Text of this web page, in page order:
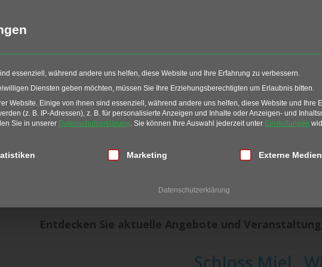
Events Restaurant
& Veranstaltungen
auf Schloss Miel
Entdecken Sie aktuelle Angebote und
Schloss Miel
essenziell, während andere uns helfen, diese Website und Ihre Erfahrung zu verbessern.
Diensten geben möchten, müssen Sie Ihre Erziehungsberechtigten um Erlaubnis bitten.
Website. Einige von ihnen sind essenziell, während andere uns helfen, diese Website und Ihre
(z. B. IP-Adressen), z. B. für personalisierte Anzeigen und Inhalte oder Anzeigen- und
Sie in unserer Datenschutzerklärung. Sie können Ihre Auswahl jederzeit unter Einstellungen
eine Einwilligung erteilt werden kann. Die erste Service-Gruppe ist
Marketing Externe Medien
Datenschutzerklärung